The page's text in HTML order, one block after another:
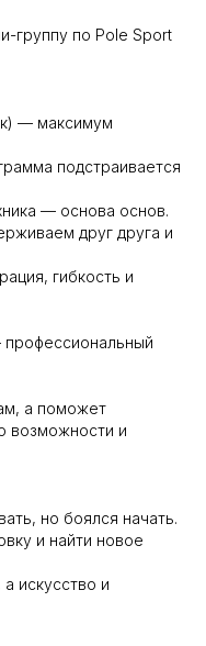
группу по Pole Sport
— максимум
подстраивается
— основа основ.
друг друга и
гибкость и
а поможет
возможности и
но боялся начать.
и найти новое
искусство и